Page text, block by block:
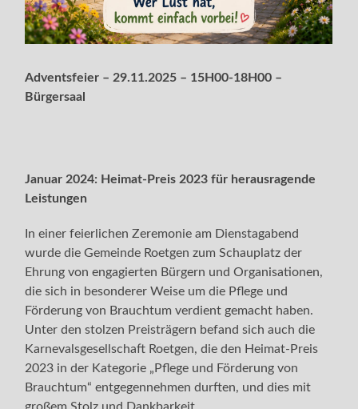
Adventsfeier – 29.11.2025 – 15H00-18H00 –
Bürgersaal
Januar 2024: Heimat-Preis 2023 für herausragende
Leistungen
In einer feierlichen Zeremonie am Dienstagabend
wurde die Gemeinde Roetgen zum Schauplatz der
Ehrung von engagierten Bürgern und Organisationen,
die sich in besonderer Weise um die Pflege und
Förderung von Brauchtum verdient gemacht haben.
Unter den stolzen Preisträgern befand sich auch die
Karnevalsgesellschaft Roetgen, die den Heimat-Preis
2023 in der Kategorie „Pflege und Förderung von
Brauchtum“ entgegennehmen durften, und dies mit
großem Stolz und Dankbarkeit.